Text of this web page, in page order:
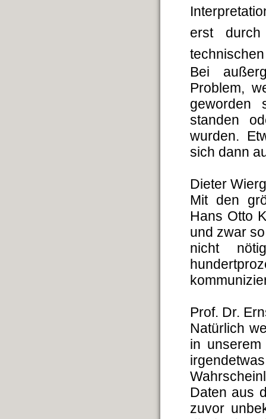
erst
Bei
Problem,
geworden
standen
wurden.
sich dann
Dieter
Mit den
Hans Otto
und zwar
nicht
Prof. Dr.
Natürlich
in
Daten aus
zuvor